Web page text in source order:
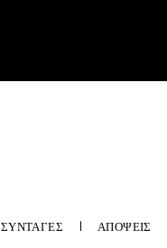
ΣΥΝΤΑΓΕΣ ΑΠΟΨΕΙΣ